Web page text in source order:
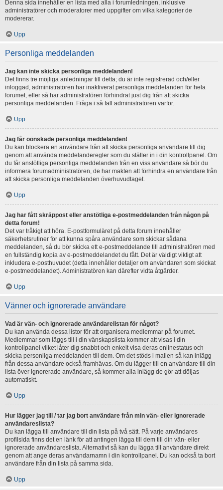
Denna sida innehåller en lista med alla i forumledningen, inklusive
administratörer och moderatorer med uppgifter om vilka kategorier de
modererar.
Upp
Personliga meddelanden
Jag kan inte skicka personliga meddelanden!
Det finns tre möjliga anledningar till detta; du är inte registrerad och/eller
inloggad, administratören har inaktiverat personliga meddelanden för hela
forumet, eller så har administratören förhindrat just dig från att skicka
personliga meddelanden. Fråga i så fall administratören varför.
Upp
Jag får oönskade personliga meddelanden!
Du kan blockera en användare från att skicka personliga användare till dig
genom att använda meddelanderegler som du ställer in i din kontrollpanel. Om
du får anstötliga personliga meddelanden från en viss användare så bör du
informera forumadministratören, de har makten att förhindra en användare från
att skicka personliga meddelanden överhuvudtaget.
Upp
Jag har fått skräppost eller anstötliga e-postmeddelanden från någon på
detta forum!
Det var tråkigt att höra. E-postformuläret på detta forum innehåller
säkerhetsrutiner för att kunna spåra användare som skickar sådana
meddelanden, så du bör skicka ett e-postmeddelande till administratören med
en fullständig kopia av e-postmeddelandet du fått. Det är väldigt viktigt att
inkludera e-posthuvudet (detta innehåller detaljer om användaren som skickat
e-postmeddelandet). Administratören kan därefter vidta åtgärder.
Upp
Vänner och ignorerade användare
Vad är vän- och ignorerade användarelistan för något?
Du kan använda dessa listor för att organisera medlemmar på forumet.
Medlemmar som läggs till i din vänskapslista kommer att visas i din
kontrollpanel vilket låter dig snabbt och enkelt visa deras onlinestatus och
skicka personliga meddelanden till dem. Om det stöds i mallen så kan inlägg
från dessa användare också framhävas. Om du lägger till en användare till din
lista över ignorerade användare, så kommer alla inlägg de gör att döljas
automatiskt.
Upp
Hur lägger jag till / tar jag bort användare från min vän- eller ignorerade
användareslista?
Du kan lägga till användare till din lista på två sätt. På varje användares
profilsida finns det en länk för att antingen lägga till dem till din vän- eller
ignorerade användareslista. Alternativt så kan du lägga till användare direkt
genom att ange deras användarnamn i din kontrollpanel. Du kan också ta bort
användare från din lista på samma sida.
Upp